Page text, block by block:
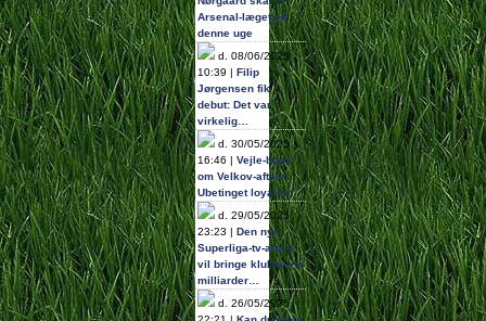
Arsenal-lægetjek
denne uge
d. 08/06/2025
10:39 | Filip
Jørgensen fik
debut: Det var
virkelig…
d. 30/05/2025
16:46 | Vejle-boss
om Velkov-aftale:
Ubetinget loyalitet
d. 29/05/2025
23:23 | Den nye
Superliga-tv-aftale
vil bringe klubberne
milliarder…
d. 26/05/2025